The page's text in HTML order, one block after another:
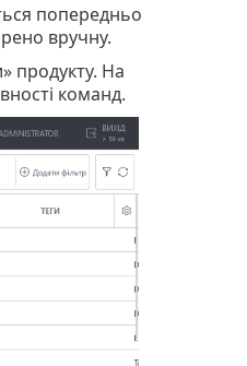
попередньо
вручну.
продукту. На
команд.